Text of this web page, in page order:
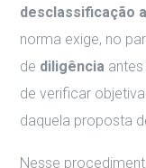
desclassificação
norma exige, no
de diligência
de verificar
daquela proposta
Nesse